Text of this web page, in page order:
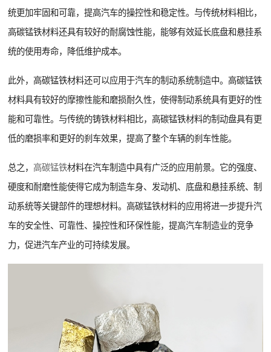
统更加牢固和可靠，提高汽车的操控性和稳定性。与传统材料相比，
高碳锰铁材料还具有较好的耐腐蚀性能，能够有效延长底盘和悬挂系
统的使用寿命，降低维护成本。
此外，高碳锰铁材料还可以应用于汽车的制动系统制造中。高碳锰铁
材料具有较好的摩擦性能和磨损耐久性，使得制动系统具有更好的性
能和可靠性。与传统的铸铁材料相比，高碳锰铁材料的制动盘具有更
低的磨损率和更好的刹车效果，提高了整个车辆的刹车性能。
总之，高碳锰铁材料在汽车制造中具有广泛的应用前景。它的强度、
硬度和耐磨性能使得它成为制造车身、发动机、底盘和悬挂系统、制
动系统等关键部件的理想材料。高碳锰铁材料的应用将进一步提升汽
车的安全性、可靠性、操控性和环保性能，提高汽车制造业的竞争
力，促进汽车产业的可持续发展。